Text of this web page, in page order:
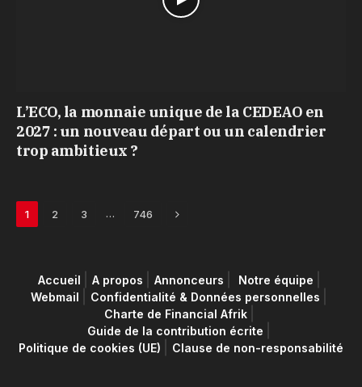
L’ECO, la monnaie unique de la CEDEAO en
2027 : un nouveau départ ou un calendrier
trop ambitieux ?
1 2 3 … 746 Next
Accueil A propos Annonceurs
Notre équipe
Webmail
Confidentialité & Données personnelles
Charte de Financial Afrik
Guide de la contribution écrite
Politique de cookies (UE)
Clause de non-responsabilité